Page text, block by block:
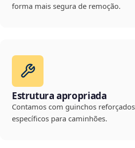
forma mais segura de remoção.
Estrutura apropriada
Contamos com guinchos
específicos para caminhões.